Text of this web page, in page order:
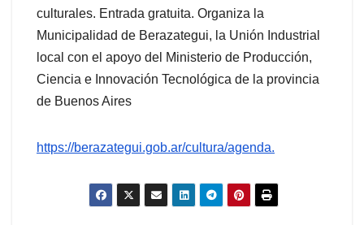
culturales. Entrada gratuita. Organiza la
Municipalidad de Berazategui, la Unión Industrial
local con el apoyo del Ministerio de Producción,
Ciencia e Innovación Tecnológica de la provincia
de Buenos Aires
https://berazategui.gob.ar/cultura/agenda.